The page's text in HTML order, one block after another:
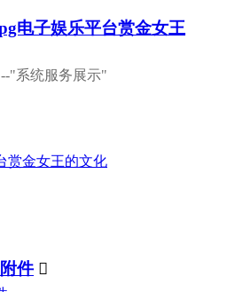
电子娱乐平台赏金女王
赏金女王的文化
--"系统服务展示"
件 